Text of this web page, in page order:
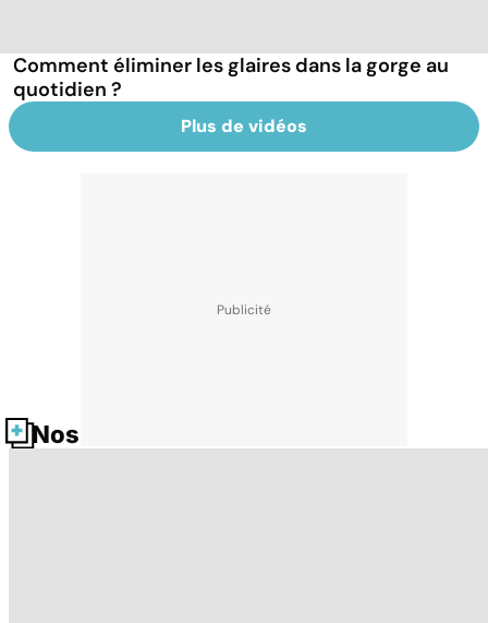
Comment éliminer les glaires dans la gorge au
quotidien ?
Plus de vidéos
Nos fiches santé